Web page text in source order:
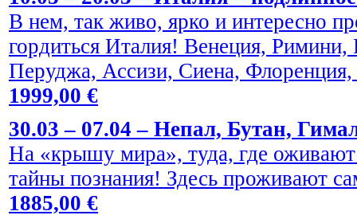
В нем, так живо, ярко и интересно
гордиться Италия! Венеция,
Перуджа, Ассизи, Сиена,
1999,00 €
30.03 – 07.04 – Непал, Бутан,
На «крышу мира», туда, где
тайны познания! Здесь проживают
1885,00 €